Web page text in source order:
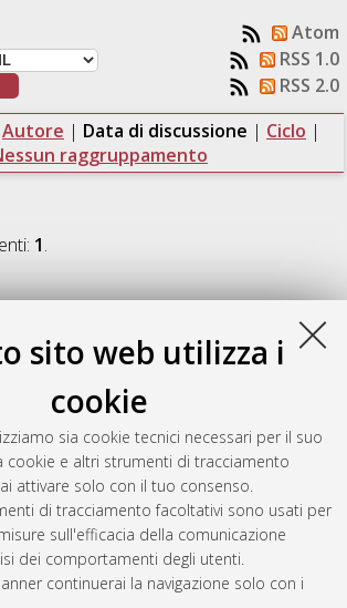
sito web utilizza i
cookie
sia cookie tecnici necessari per il suo
cookie e altri strumenti di tracciamento
attivare solo con il tuo consenso.
di tracciamento facoltativi sono usati per
sull'efficacia della comunicazione
dei comportamenti degli utenti.
continuerai la navigazione solo con i
Atom
RSS 1.0
RSS 2.0
Autore | Data di discussione | Ciclo |
raggruppamento
1.
Understanding the metrology challenges
carbon properties from urban to
, [Dissertation thesis], Alma Mater
di Bologna. Dottorato di ricerca in Il
climatici e sfide sociali, 36 Ciclo.
amsdottorato/11587.
generata ilFri Aug 7 20:46:19 2026 CEST